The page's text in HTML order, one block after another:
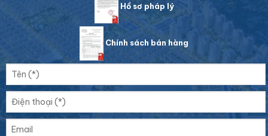
Hồ sơ pháp lý
Chính sách bán hàng